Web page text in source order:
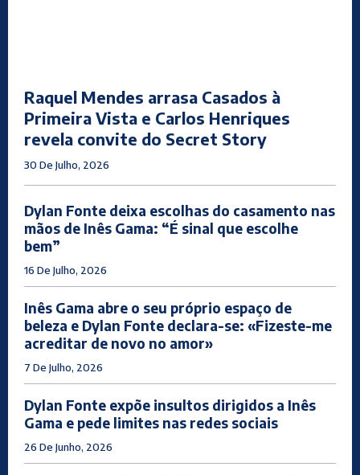
Raquel Mendes arrasa Casados à
Primeira Vista e Carlos Henriques
revela convite do Secret Story
30 De Julho, 2026
Dylan Fonte deixa escolhas do casamento nas
mãos de Inês Gama: “É sinal que escolhe
bem”
16 De Julho, 2026
Inês Gama abre o seu próprio espaço de
beleza e Dylan Fonte declara-se: «Fizeste-me
acreditar de novo no amor»
7 De Julho, 2026
Dylan Fonte expõe insultos dirigidos a Inês
Gama e pede limites nas redes sociais
26 De Junho, 2026